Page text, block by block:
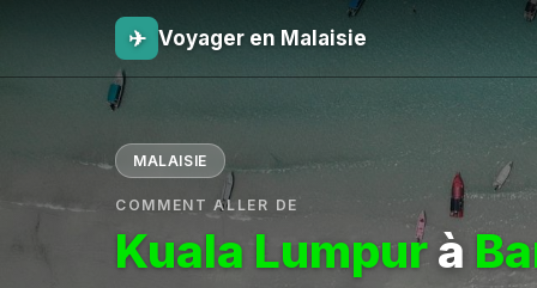
✈ Voyager en Malaisie
MALAISIE
COMMENT ALLER DE
Kuala Lumpurà